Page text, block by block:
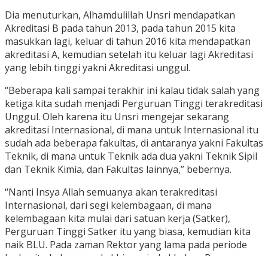
Dia menuturkan, Alhamdulillah Unsri mendapatkan
Akreditasi B pada tahun 2013, pada tahun 2015 kita
masukkan lagi, keluar di tahun 2016 kita mendapatkan
akreditasi A, kemudian setelah itu keluar lagi Akreditasi
yang lebih tinggi yakni Akreditasi unggul.
“Beberapa kali sampai terakhir ini kalau tidak salah yang
ketiga kita sudah menjadi Perguruan Tinggi terakreditasi
Unggul. Oleh karena itu Unsri mengejar sekarang
akreditasi Internasional, di mana untuk Internasional itu
sudah ada beberapa fakultas, di antaranya yakni Fakultas
Teknik, di mana untuk Teknik ada dua yakni Teknik Sipil
dan Teknik Kimia, dan Fakultas lainnya,” bebernya.
“Nanti Insya Allah semuanya akan terakreditasi
Internasional, dari segi kelembagaan, di mana
kelembagaan kita mulai dari satuan kerja (Satker),
Perguruan Tinggi Satker itu yang biasa, kemudian kita
naik BLU. Pada zaman Rektor yang lama pada periode